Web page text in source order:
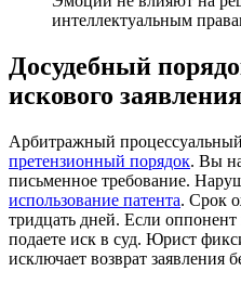
интеллектуальным
Досудебный
искового заявления
Арбитражный
претензионный порядок. Вы
письменное требование.
использование патента. Срок
тридцать дней. Если
подаете иск в суд. Юрист
исключает возврат заявления